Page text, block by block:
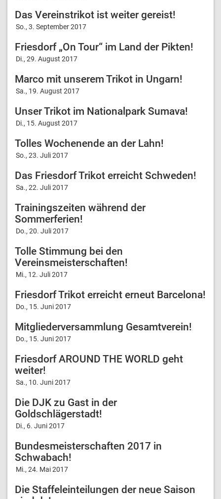
Das Vereinstrikot ist weiter gereist!
So., 3. September 2017
Friesdorf „On Tour“ im Land der Pikten!
Di., 29. August 2017
Marco mit unserem Trikot in Ungarn!
Sa., 19. August 2017
Unser Trikot im Nationalpark Sumava!
Di., 15. August 2017
Tolles Wochenende an der Lahn!
So., 23. Juli 2017
Das Friesdorf Trikot erreicht Schweden!
Sa., 22. Juli 2017
Trainingszeiten während der
Sommerferien!
Do., 20. Juli 2017
Tolle Stimmung bei den
Vereinsmeisterschaften!
Mi., 12. Juli 2017
Friesdorf Trikot erreicht erneut Barcelona!
Do., 15. Juni 2017
Mitgliederversammlung Gesamtverein!
Do., 15. Juni 2017
Friesdorf AROUND THE WORLD geht
weiter!
Sa., 10. Juni 2017
Die DJK zu Gast in der
Goldschlägerstadt!
Di., 6. Juni 2017
Bundesmeisterschaften 2017 in
Schwabach!
Mi., 24. Mai 2017
Die Staffeleinteilungen der neue Saison